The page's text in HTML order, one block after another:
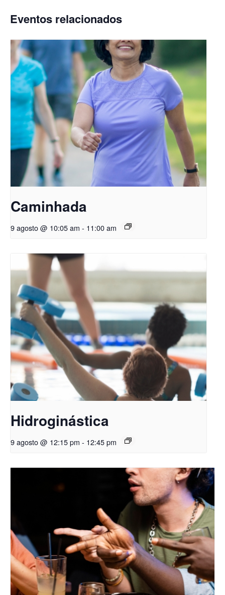
Eventos relacionados
Caminhada
9 agosto @ 10:05 am - 11:00 am
Hidroginástica
9 agosto @ 12:15 pm - 12:45 pm